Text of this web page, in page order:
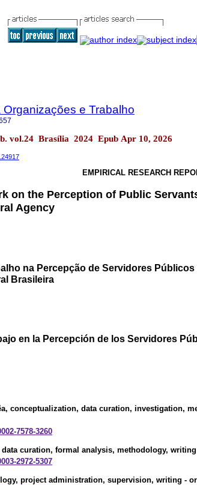
e Trabalho
vol.24 Brasília 2024 Epub Apr 10, 2026
EMPIRICAL RESEARCH
on the Perception of Public
Agency
na Percepção de Servidores Públicos
Brasileira
en la Percepción de los Servidores
, conceptualization, data curation, investigation,
7578-3260
data curation, formal analysis, methodology,
2972-5307
project administration, supervision, writing -